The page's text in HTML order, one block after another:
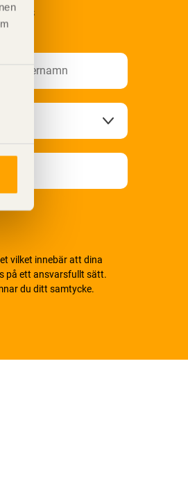
Träs
vilket innebär att dina
på ett ansvarsfullt sätt.
du ditt samtycke.